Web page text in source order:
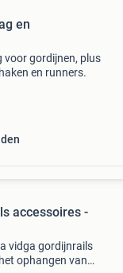
en
voor gordijnen, plus
en runners.
accessoires -
vidga gordijnrails
ophangen van